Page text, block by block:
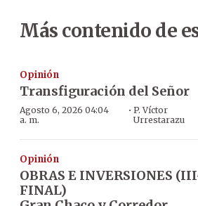
Más contenido de
Opinión
Transfiguración del Señor
Agosto 6, 2026 04:04
a. m.
· P. Víctor
Urrestarazu
Opinión
OBRAS E INVERSIONES
FINAL)